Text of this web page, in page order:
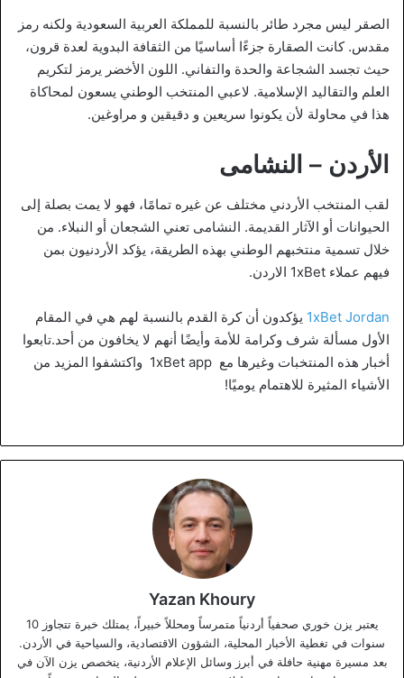
الصقر ليس مجرد طائر بالنسبة للمملكة العربية السعودية ولكنه رمز
مقدس. كانت الصقارة جزءًا أساسيًا من الثقافة البدوية لعدة قرون،
حيث تجسد الشجاعة والحدة والتفاني. اللون الأخضر يرمز لتكريم
العلم والتقاليد الإسلامية. لاعبي المنتخب الوطني يسعون لمحاكاة
هذا في محاولة لأن يكونوا سريعين و دقيقين و مراوغين.
الأردن – النشامى
لقب المنتخب الأردني مختلف عن غيره تمامًا، فهو لا يمت بصلة إلى
الحيوانات أو الآثار القديمة. النشامى تعني الشجعان أو النبلاء. من
خلال تسمية منتخبهم الوطني بهذه الطريقة، يؤكد الأردنيون بمن
فيهم عملاء 1xBet الاردن.
1xBet Jordan يؤكدون أن كرة القدم بالنسبة لهم هي في المقام
الأول مسألة شرف وكرامة للأمة وأيضًا أنهم لا يخافون من أحد.تابعوا
أخبار هذه المنتخبات وغيرها مع 1xBet app واكتشفوا المزيد من
الأشياء المثيرة للاهتمام يوميًا!
Yazan Khoury
يعتبر يزن خوري صحفياً أردنياً متمرساً ومحللاً خبيراً، يمتلك خبرة تتجاوز 10
سنوات في تغطية الأخبار المحلية، الشؤون الاقتصادية، والسياحية في الأردن.
بعد مسيرة مهنية حافلة في أبرز وسائل الإعلام الأردنية، يتخصص يزن الآن في